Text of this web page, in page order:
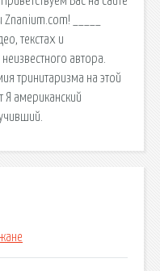
_____
текстах и
автора.
тринитаризма на этой
Я американский